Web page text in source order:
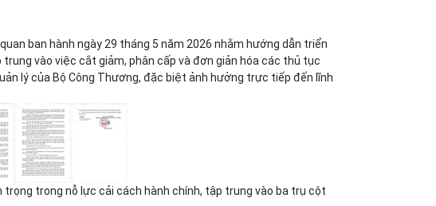
ban hành ngày 29 tháng 5 năm 2026 nhằm hướng dẫn triển
vào việc cắt giảm, phân cấp và đơn giản hóa các thủ tục
lý của Bộ Công Thương, đặc biệt ảnh hưởng trực tiếp đến lĩnh
trong nỗ lực cải cách hành chính, tập trung vào ba trụ cột